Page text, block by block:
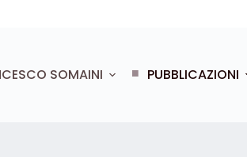
SOMAINI PUBBLICAZIONI